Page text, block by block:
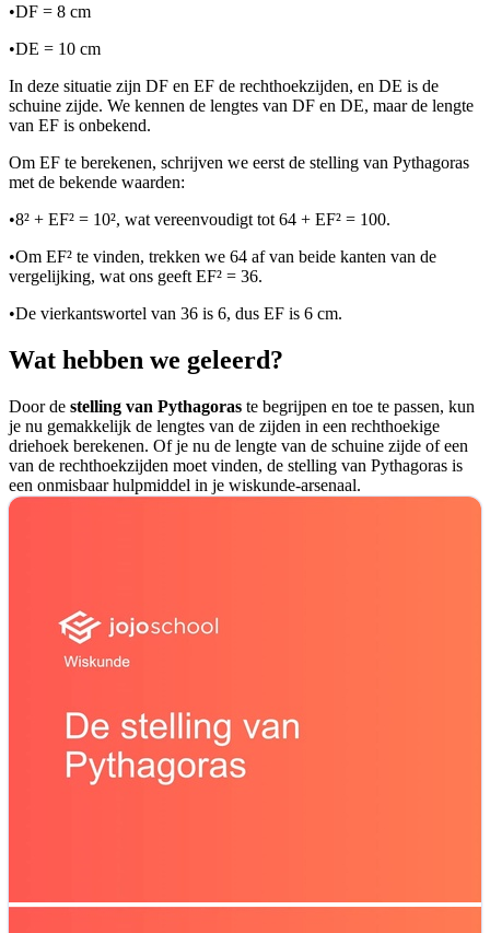
•DF = 8 cm
•DE = 10 cm
In deze situatie zijn DF en EF de rechthoekzijden, en DE is de
schuine zijde. We kennen de lengtes van DF en DE, maar de lengte
van EF is onbekend.
Om EF te berekenen, schrijven we eerst de stelling van Pythagoras
met de bekende waarden:
•8² + EF² = 10², wat vereenvoudigt tot 64 + EF² = 100.
•Om EF² te vinden, trekken we 64 af van beide kanten van de
vergelijking, wat ons geeft EF² = 36.
•De vierkantswortel van 36 is 6, dus EF is 6 cm.
Wat hebben we geleerd?
Door de stelling van Pythagoras te begrijpen en toe te passen, kun
je nu gemakkelijk de lengtes van de zijden in een rechthoekige
driehoek berekenen. Of je nu de lengte van de schuine zijde of een
van de rechthoekzijden moet vinden, de stelling van Pythagoras is
een onmisbaar hulpmiddel in je wiskunde-arsenaal.